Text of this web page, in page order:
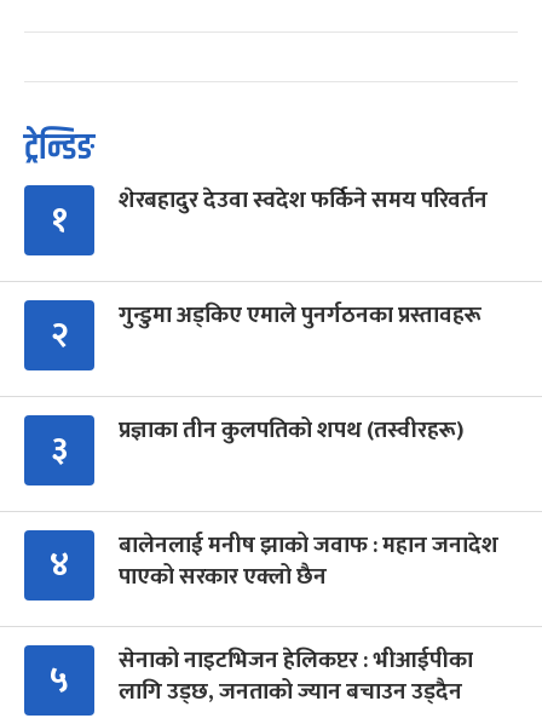
ट्रेन्डिङ
१ शेरबहादुर देउवा स्वदेश फर्किने समय परिवर्तन
२ गुन्डुमा अड्किए एमाले पुनर्गठनका प्रस्तावहरू
३ प्रज्ञाका तीन कुलपतिको शपथ (तस्वीरहरू)
४
बालेनलाई मनीष झाको जवाफ : महान जनादेश
पाएको सरकार एक्लो छैन
५
सेनाको नाइटभिजन हेलिकप्टर : भीआईपीका
लागि उड्छ, जनताको ज्यान बचाउन उड्दैन